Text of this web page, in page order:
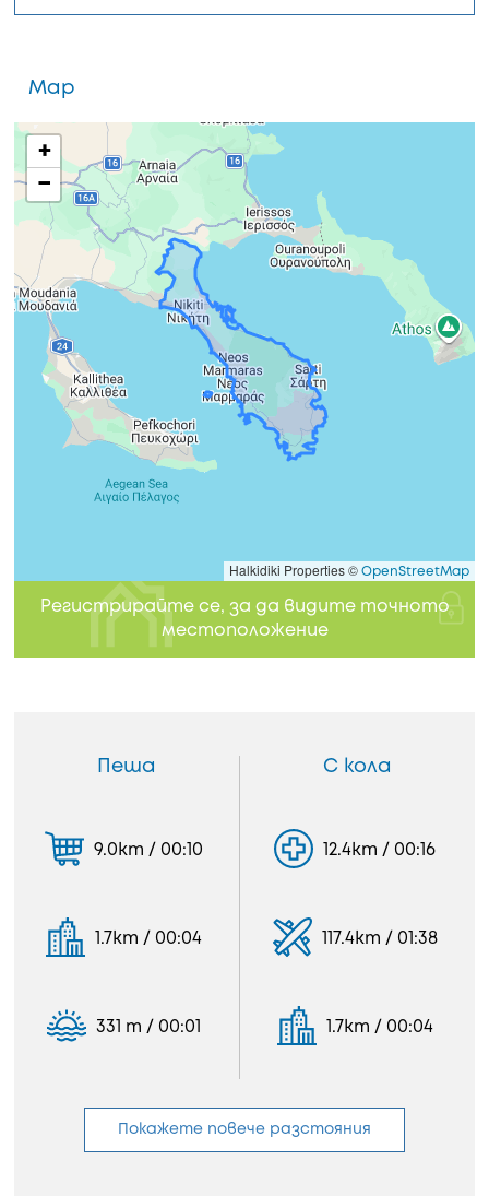
Map
+
−
Halkidiki Properties © OpenStreetMap
Регистрирайте се, за да видите точното
местоположение
Пеша
9.0km / 00:10
1.7km / 00:04
331 m / 00:01
С кола
12.4km / 00:16
117.4km / 01:38
1.7km / 00:04
Покажете повече разстояния